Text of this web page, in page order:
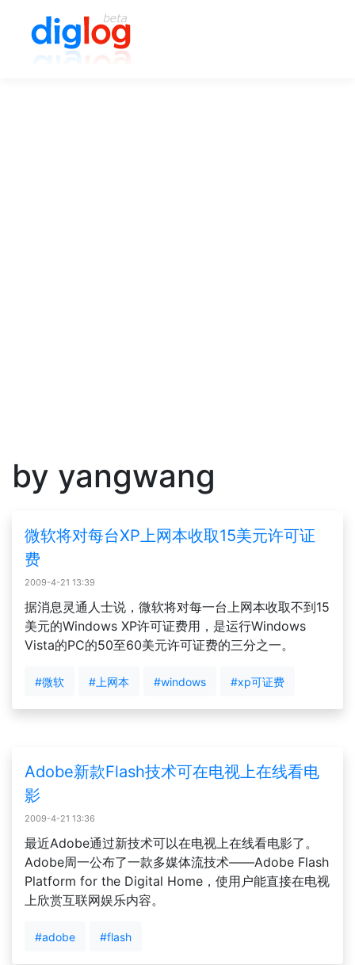
by yangwang
微软将对每台XP上网本收取15美元许可证
费
2009-4-21 13:39
据消息灵通人士说，微软将对每一台上网本收取不到15
美元的Windows XP许可证费用，是运行Windows
Vista的PC的50至60美元许可证费的三分之一。
#微软 #上网本 #windows #xp可证费
Adobe新款Flash技术可在电视上在线看电
影
2009-4-21 13:36
最近Adobe通过新技术可以在电视上在线看电影了。
Adobe周一公布了一款多媒体流技术——Adobe Flash
Platform for the Digital Home，使用户能直接在电视
上欣赏互联网娱乐内容。
#adobe #flash